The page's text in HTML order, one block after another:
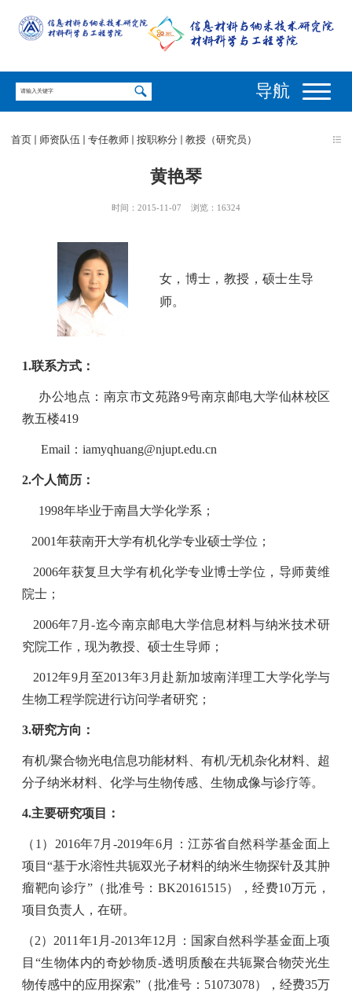
导航
首页 师资队伍 专任教师 按职称分 教授（研究员）
黄艳琴
时间：2015-11-07 浏览： 16324
女，博士， 教授，硕士生导
师。
1.联系方式：
办公地点：南京市文苑路9号南京邮电大学仙林校区
教五楼419
Email ： iamyqhuang@njupt.edu.cn
2.个人简历：
1998年毕业于南昌大学化学系；
2001年获南开大学有机化学专业硕士学位；
2006年获复旦大学有机化学专业博士学位，导师黄维
院士；
2006年7 月-迄今南京邮电大学信息材料与纳米技术研
究院工作，现为教授、硕士生导师；
2012年9月至2013年3 月赴新加坡南洋理工大学化学与
生物工程学院进行访问学者研究；
3.研究方向：
有机/聚合物光电信息功能材料、有机/无机杂化材料、超
分子纳米材料、化学与生物传感、生物成像与诊疗等。
4.主要研究项目：
（ 1 ） 2016年7月 -2019年6月：江苏省自然科学基金面上
项目“基于水溶性共轭双光子材料的纳米生物探针及其肿
瘤靶向诊疗”（批准号： BK20161515），经费10万元，
项目负责人，在研。
（2） 2011 年1 月 -2013年12 月：国家自然科学基金面上项
目“生物体内的奇妙物质-透明质酸在共轭聚合物荧光生
物传感中的应用探索”（批准号： 51073078），经费35万